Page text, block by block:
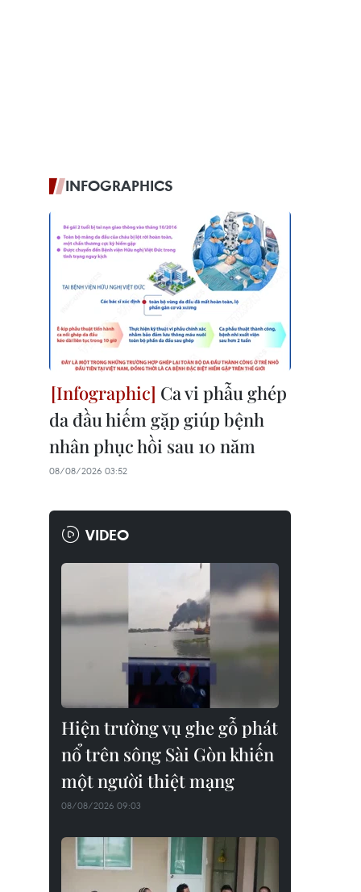
INFOGRAPHICS
Ca vi phẫu ghép
da đầu hiếm gặp giúp bệnh
nhân phục hồi sau 10 năm
08/08/2026 03:52
VIDEO
Hiện trường vụ ghe gỗ phát
nổ trên sông Sài Gòn khiến
một người thiệt mạng
08/08/2026 09:03